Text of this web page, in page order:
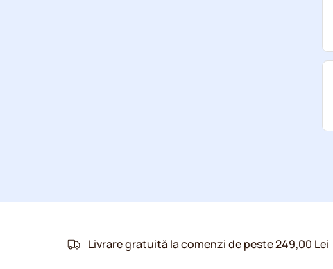
Livrare gratuită la comenzi de peste 249,00 Lei